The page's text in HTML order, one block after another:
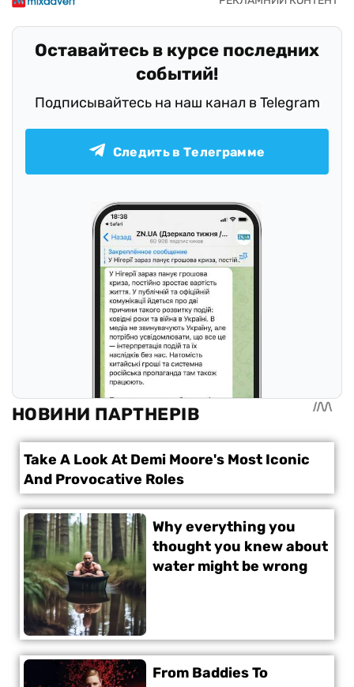
Оставайтесь в курсе последних
событий!
Подписывайтесь на наш канал в Telegram
Следить в Телеграмме